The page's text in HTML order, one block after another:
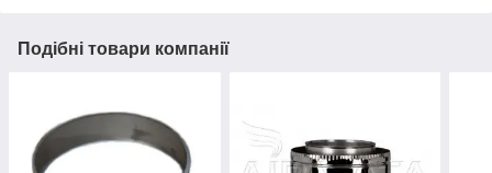
Подібні товари компанії